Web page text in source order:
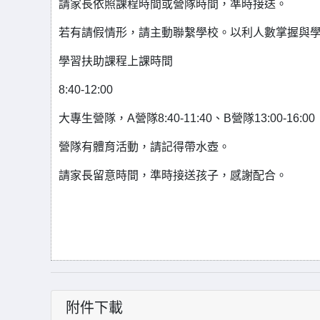
請家長依照課程時間或營隊時間，準時接送。
若有請假情形，請主動聯繫學校。以利人數掌握與
學習扶助課程上課時間
8:40-12:00
大專生營隊，A營隊8:40-11:40、B營隊13:00-16:00
營隊有體育活動，請記得帶水壺。
請家長留意時間，準時接送孩子，感謝配合。
附件下載